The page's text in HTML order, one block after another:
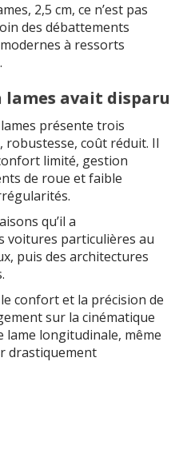
2,5 cm, ce n’est pas
des débattements
à ressorts
lames avait disparu
présente trois
robustesse, coût réduit. Il
limité, gestion
de roue et faible
qu’il a
voitures particulières au
puis des architectures
confort et la précision de
sur la cinématique
lame longitudinale, même
drastiquement